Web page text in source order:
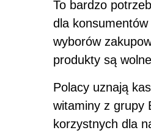
To bardzo
dla konsumentów
wyborów
produkty są
Polacy uznają
witaminy z grupy
korzystnych dla